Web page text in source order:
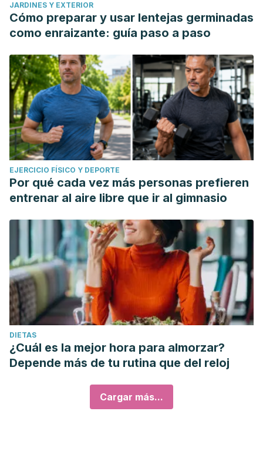
JARDINES Y EXTERIOR
Cómo preparar y usar lentejas germinadas
como enraizante: guía paso a paso
EJERCICIO FÍSICO Y DEPORTE
Por qué cada vez más personas prefieren
entrenar al aire libre que ir al gimnasio
DIETAS
¿Cuál es la mejor hora para almorzar?
Depende más de tu rutina que del reloj
Cargar más...